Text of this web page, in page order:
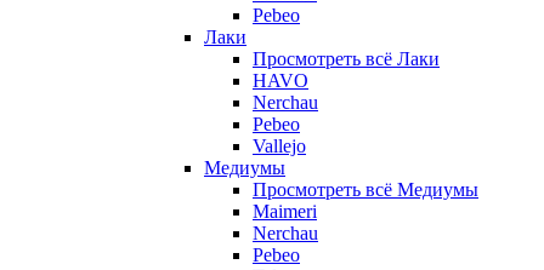
Pebeo
Лаки
Просмотреть всё Лаки
HAVO
Nerchau
Pebeo
Vallejo
Медиумы
Просмотреть всё Медиумы
Maimeri
Nerchau
Pebeo